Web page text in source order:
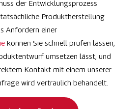
der Entwicklungsprozess
Produktherstellung
Anfordern einer
können Sie schnell prüfen lassen,
umsetzen lässt, und
Kontakt mit einem unserer
wird vertraulich behandelt.